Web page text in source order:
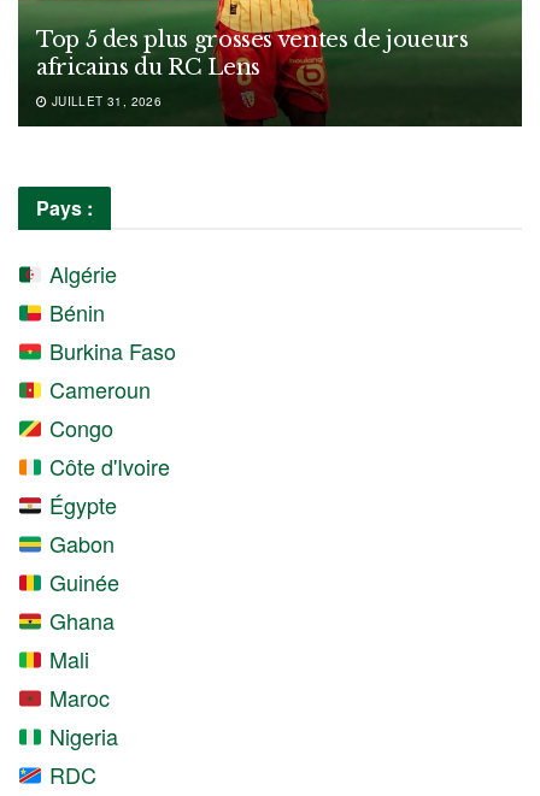
Top 5 des plus grosses ventes de joueurs
africains du RC Lens
JUILLET 31, 2026
Pays :
Algérie
Bénin
Burkina Faso
Cameroun
Congo
Côte d'Ivoire
Égypte
Gabon
Guinée
Ghana
Mali
Maroc
Nigeria
RDC